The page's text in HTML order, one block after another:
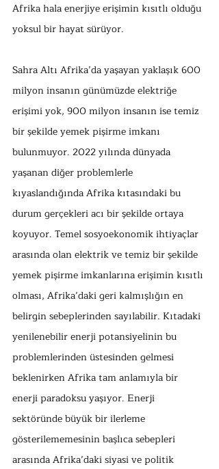
Afrika hala enerjiye erişimin kısıtlı olduğu
yoksul bir hayat sürüyor.
Sahra Altı Afrika’da yaşayan yaklaşık 600
milyon insanın günümüzde elektriğe
erişimi yok, 900 milyon insanın ise temiz
bir şekilde yemek pişirme imkanı
bulunmuyor. 2022 yılında dünyada
yaşanan diğer problemlerle
kıyaslandığında Afrika kıtasındaki bu
durum gerçekleri acı bir şekilde ortaya
koyuyor. Temel sosyoekonomik ihtiyaçlar
arasında olan elektrik ve temiz bir şekilde
yemek pişirme imkanlarına erişimin kısıtlı
olması, Afrika’daki geri kalmışlığın en
belirgin sebeplerinden sayılabilir. Kıtadaki
yenilenebilir enerji potansiyelinin bu
problemlerinden üstesinden gelmesi
beklenirken Afrika tam anlamıyla bir
enerji paradoksu yaşıyor. Enerji
sektöründe büyük bir ilerleme
gösterilememesinin başlıca sebepleri
arasında Afrika’daki siyasi ve politik